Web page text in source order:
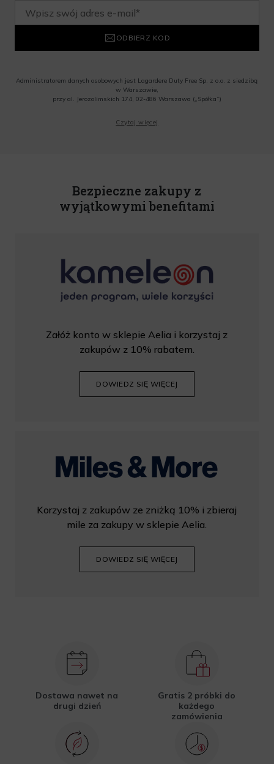
ODBIERZ KOD
Administratorem danych osobowych jest Lagardere Duty Free Sp. z o.o. z siedzibą
w Warszawie,
przy al. Jerozolimskich 174, 02-486 Warszawa („Spółka”)
o.o. informacji handlowych, w tym newslettera, informacji o promocjach i
Czytaj więcej
Bezpieczne zakupy z
wyjątkowymi benefitami
Załóż konto w sklepie Aelia i korzystaj z
zakupów z 10% rabatem.
DOWIEDZ SIĘ WIĘCEJ
Korzystaj z zakupów ze zniżką 10% i zbieraj
mile za zakupy w sklepie Aelia.
DOWIEDZ SIĘ WIĘCEJ
Dostawa nawet na
drugi dzień
Gratis 2 próbki do
każdego
zamówienia